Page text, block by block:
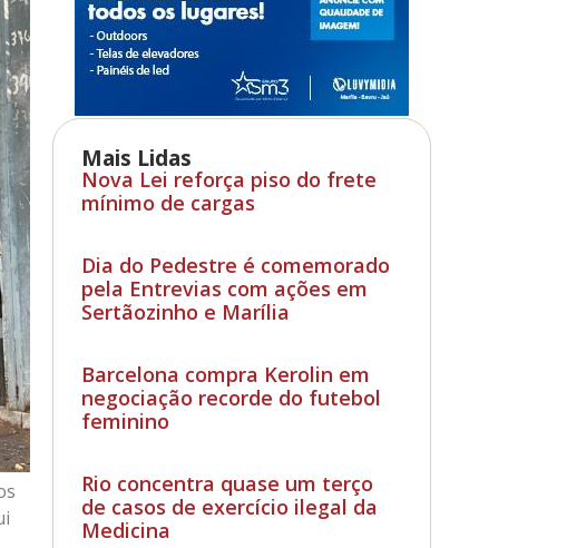
Mais Lidas
Nova Lei reforça piso do frete
mínimo de cargas
Dia do Pedestre é comemorado
pela Entrevias com ações em
Sertãozinho e Marília
Barcelona compra Kerolin em
negociação recorde do futebol
feminino
Rio concentra quase um terço
de casos de exercício ilegal da
Medicina